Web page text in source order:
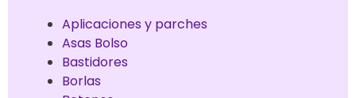
Aplicaciones y parches
Asas Bolso
Bastidores
Borlas